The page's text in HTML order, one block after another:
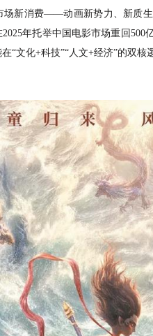
场新消费——动画新势力、新质生
年托举中国电影市场重回500
“文化+科技”“人文+经济”的双